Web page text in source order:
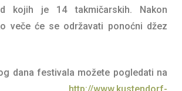
kojih je 14 takmičarskih. Nakon
veče će se održavati ponoćni džez
dana festivala možete pogledati na